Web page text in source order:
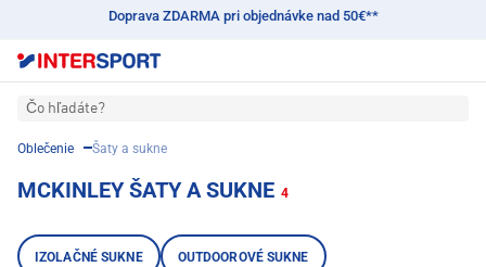
Doprava ZDARMA pri objednávke nad 50€**
Čo hľadáte?
Oblečenie Šaty a sukne
MCKINLEY ŠATY A SUKNE 4
IZOLAČNÉ SUKNE OUTDOOROVÉ SUKNE